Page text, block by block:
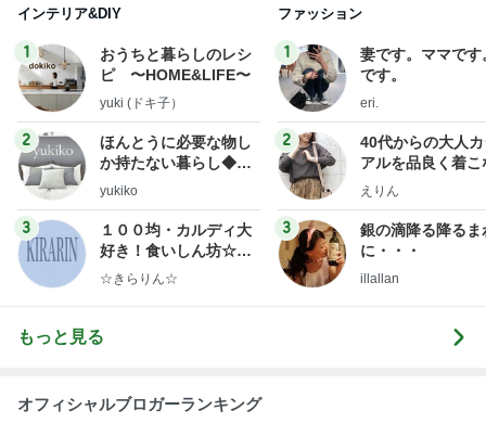
インテリア&DIY
1
おうちと暮らしのレシ
ピ 〜HOME&LIFE〜
yuki (ドキ子）
2
ほんとうに必要な物し
か持たない暮らし◆Ke
ep Life Simple◆〜イ
yukiko
3
１００均・カルディ大
好き！食いしん坊☆き
らりん☆のブログ
☆きらりん☆
ファッション
1
妻です。ママです
です。
eri.
2
40代からの大人
アルを品良く着こ
ファッションブロ
えりん
3
銀の滴降る降るま
に・・・
illallan
もっと見る
オフィシャルブロガーランキング